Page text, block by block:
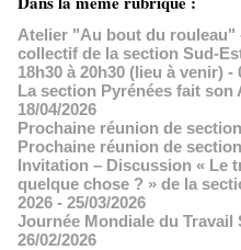
Atelier "Au bout du rouleau"
collectif de la section Sud-
18h30 à 20h30 (lieu à venir) -
La section Pyrénées fait son
18/04/2026
Prochaine réunion de
Prochaine réunion de
Invitation – Discussion « Le
quelque chose ? » de la
2026 - 25/03/2026
Journée Mondiale du Travail
26/02/2026